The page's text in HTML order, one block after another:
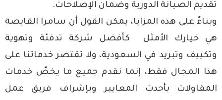
تقديم الصيانة الدورية وضمان الإصلاحات.
وبناءً على هذه المزايا، يمكن القول أن سامرا القابضة
هي خيارك الأمثل كأفضل شركة تدفئة وتهوية
وتكييف وتبريد في السعودية، ولا تقتصر خدماتنا على
هذا المجال فقط، إنما نقدم جميع ما يخصّخدمات
المقاولات بأحدث المعايير وبإشراف فريق عمل